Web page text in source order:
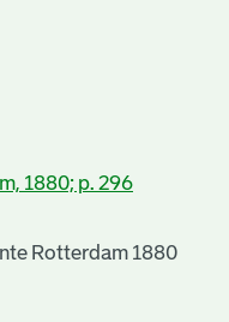
1880; p. 296
Rotterdam 1880